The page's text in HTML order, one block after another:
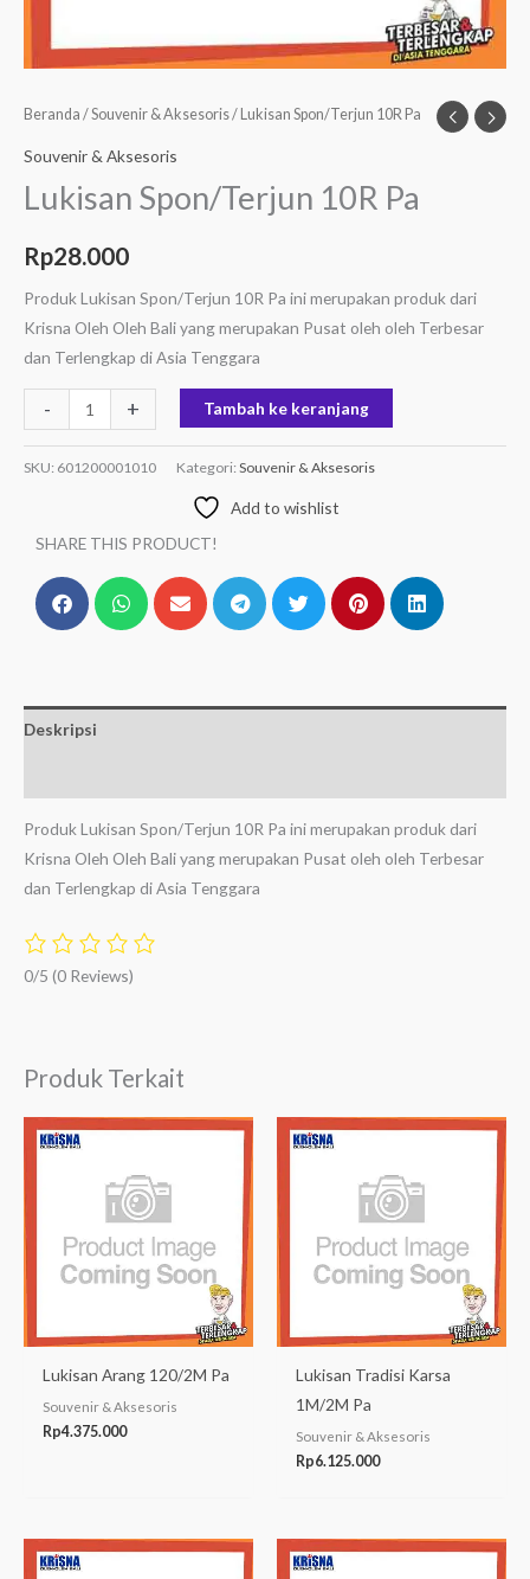
Beranda /Souvenir & Aksesoris/ Lukisan Spon/Terjun 10R Pa
Souvenir & Aksesoris
Lukisan Spon/Terjun 10R Pa
Rp28.000
Produk Lukisan Spon/Terjun 10R Pa ini merupakan produk dari
Krisna Oleh Oleh Bali yang merupakan Pusat oleh oleh Terbesar
dan Terlengkap di Asia Tenggara
- + Tambah ke keranjang
SKU: 601200001010 Kategori: Souvenir & Aksesoris
Add to wishlist
SHARE THIS PRODUCT!
Deskripsi
Produk Lukisan Spon/Terjun 10R Pa ini merupakan produk dari
Krisna Oleh Oleh Bali yang merupakan Pusat oleh oleh Terbesar
dan Terlengkap di Asia Tenggara
0/5 (0 Reviews)
Produk Terkait
Lukisan Arang 120/2M Pa
Souvenir & Aksesoris
Rp4.375.000
Lukisan Tradisi Karsa
1M/2M Pa
Souvenir & Aksesoris
Rp6.125.000